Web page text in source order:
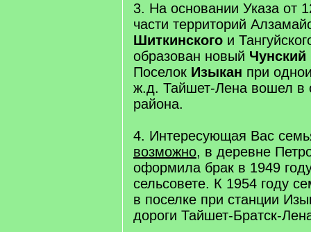
3. На основании Указа от
части территорий
Шиткинского и
образован новый Чунский
Поселок Изыкан при
ж.д. Тайшет-Лена вошел в
района.
4. Интересующая Вас
возможно, в деревне
оформила брак в 1949
сельсовете. К 1954 году
в поселке при станции
дороги Тайшет-Братск-